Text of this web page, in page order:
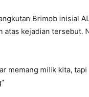
Brimob inisial
atas kejadian tersebut.
memang milik kita,